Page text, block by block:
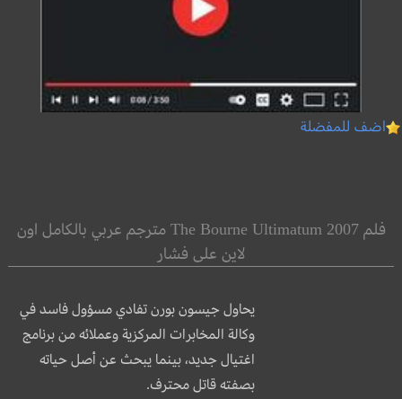
اضف للمفضلة
فلم The Bourne Ultimatum 2007 مترجم عربي بالكامل اون
لاين على فشار
يحاول جيسون بورن تفادي مسؤول فاسد في
وكالة المخابرات المركزية وعملائه من برنامج
اغتيال جديد، بينما يبحث عن أصل حياته
بصفته قاتل محترف.